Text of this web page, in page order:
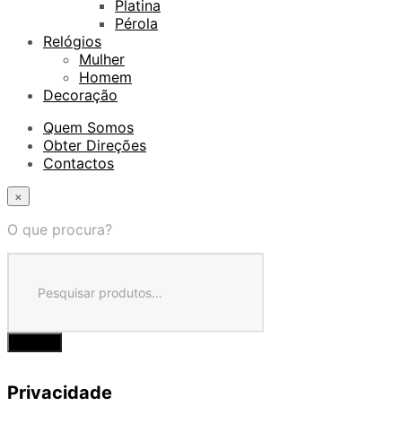
Platina
Pérola
Relógios
Mulher
Homem
Decoração
Quem Somos
Obter Direções
Contactos
×
O que procura?
Privacidade